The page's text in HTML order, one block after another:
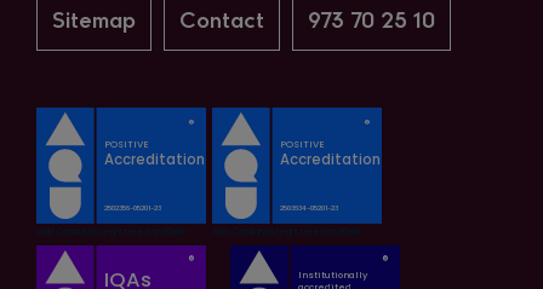
Sitemap Contact 973 70 25 10